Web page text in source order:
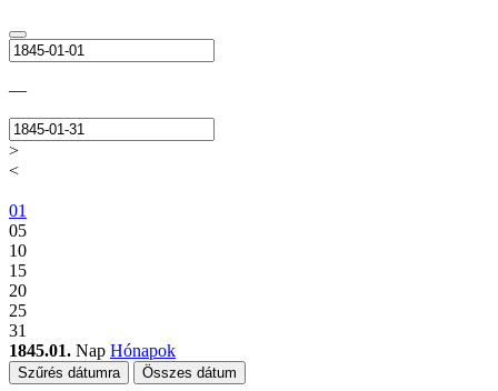
—
>
<
01
05
10
15
20
25
31
1845.01. Nap Hónapok
Szűrés dátumra Összes dátum